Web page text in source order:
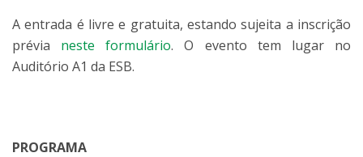
A entrada é livre e gratuita, estando sujeita a inscrição
prévia neste formulário. O evento tem lugar no
Auditório A1 da ESB.
PROGRAMA